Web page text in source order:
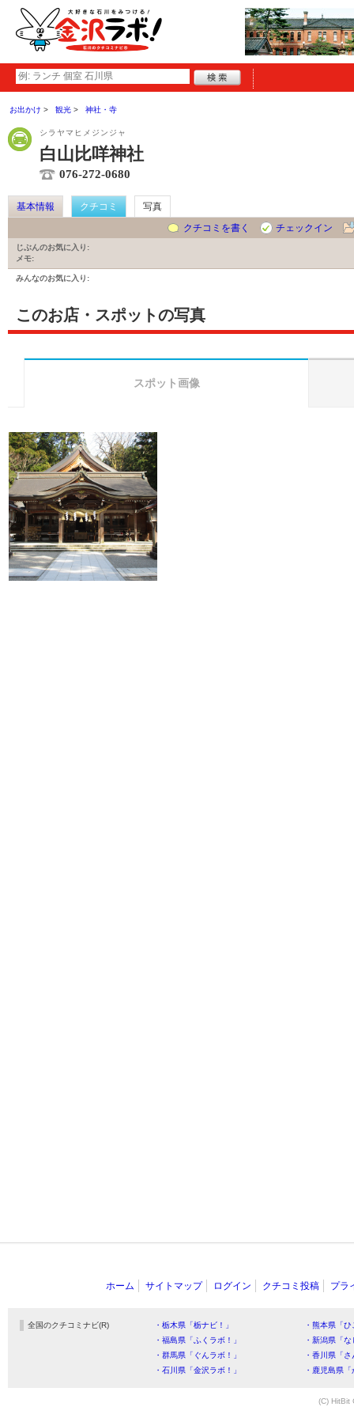
お出かけ 観光 神社・寺
シラヤマヒメジンジャ
白山比咩神社
076-272-0680
基本情報 クチコミ
写真
クチコミを書く
チェックイン
じぶんのお気に入り:
メモ:
みんなのお気に入り:
このお店・スポットの写真
スポット画像
ホーム サイトマップ ログイン クチコミ投稿 プラ
全国のクチコミナビ(R) ・栃木県「栃ナビ！」
・熊本県「
・福島県「ふくラボ！」
・新潟県「
・群馬県「ぐんラボ！」
・香川県「
・石川県「金沢ラボ！」
・鹿児島県
(C) HitBit